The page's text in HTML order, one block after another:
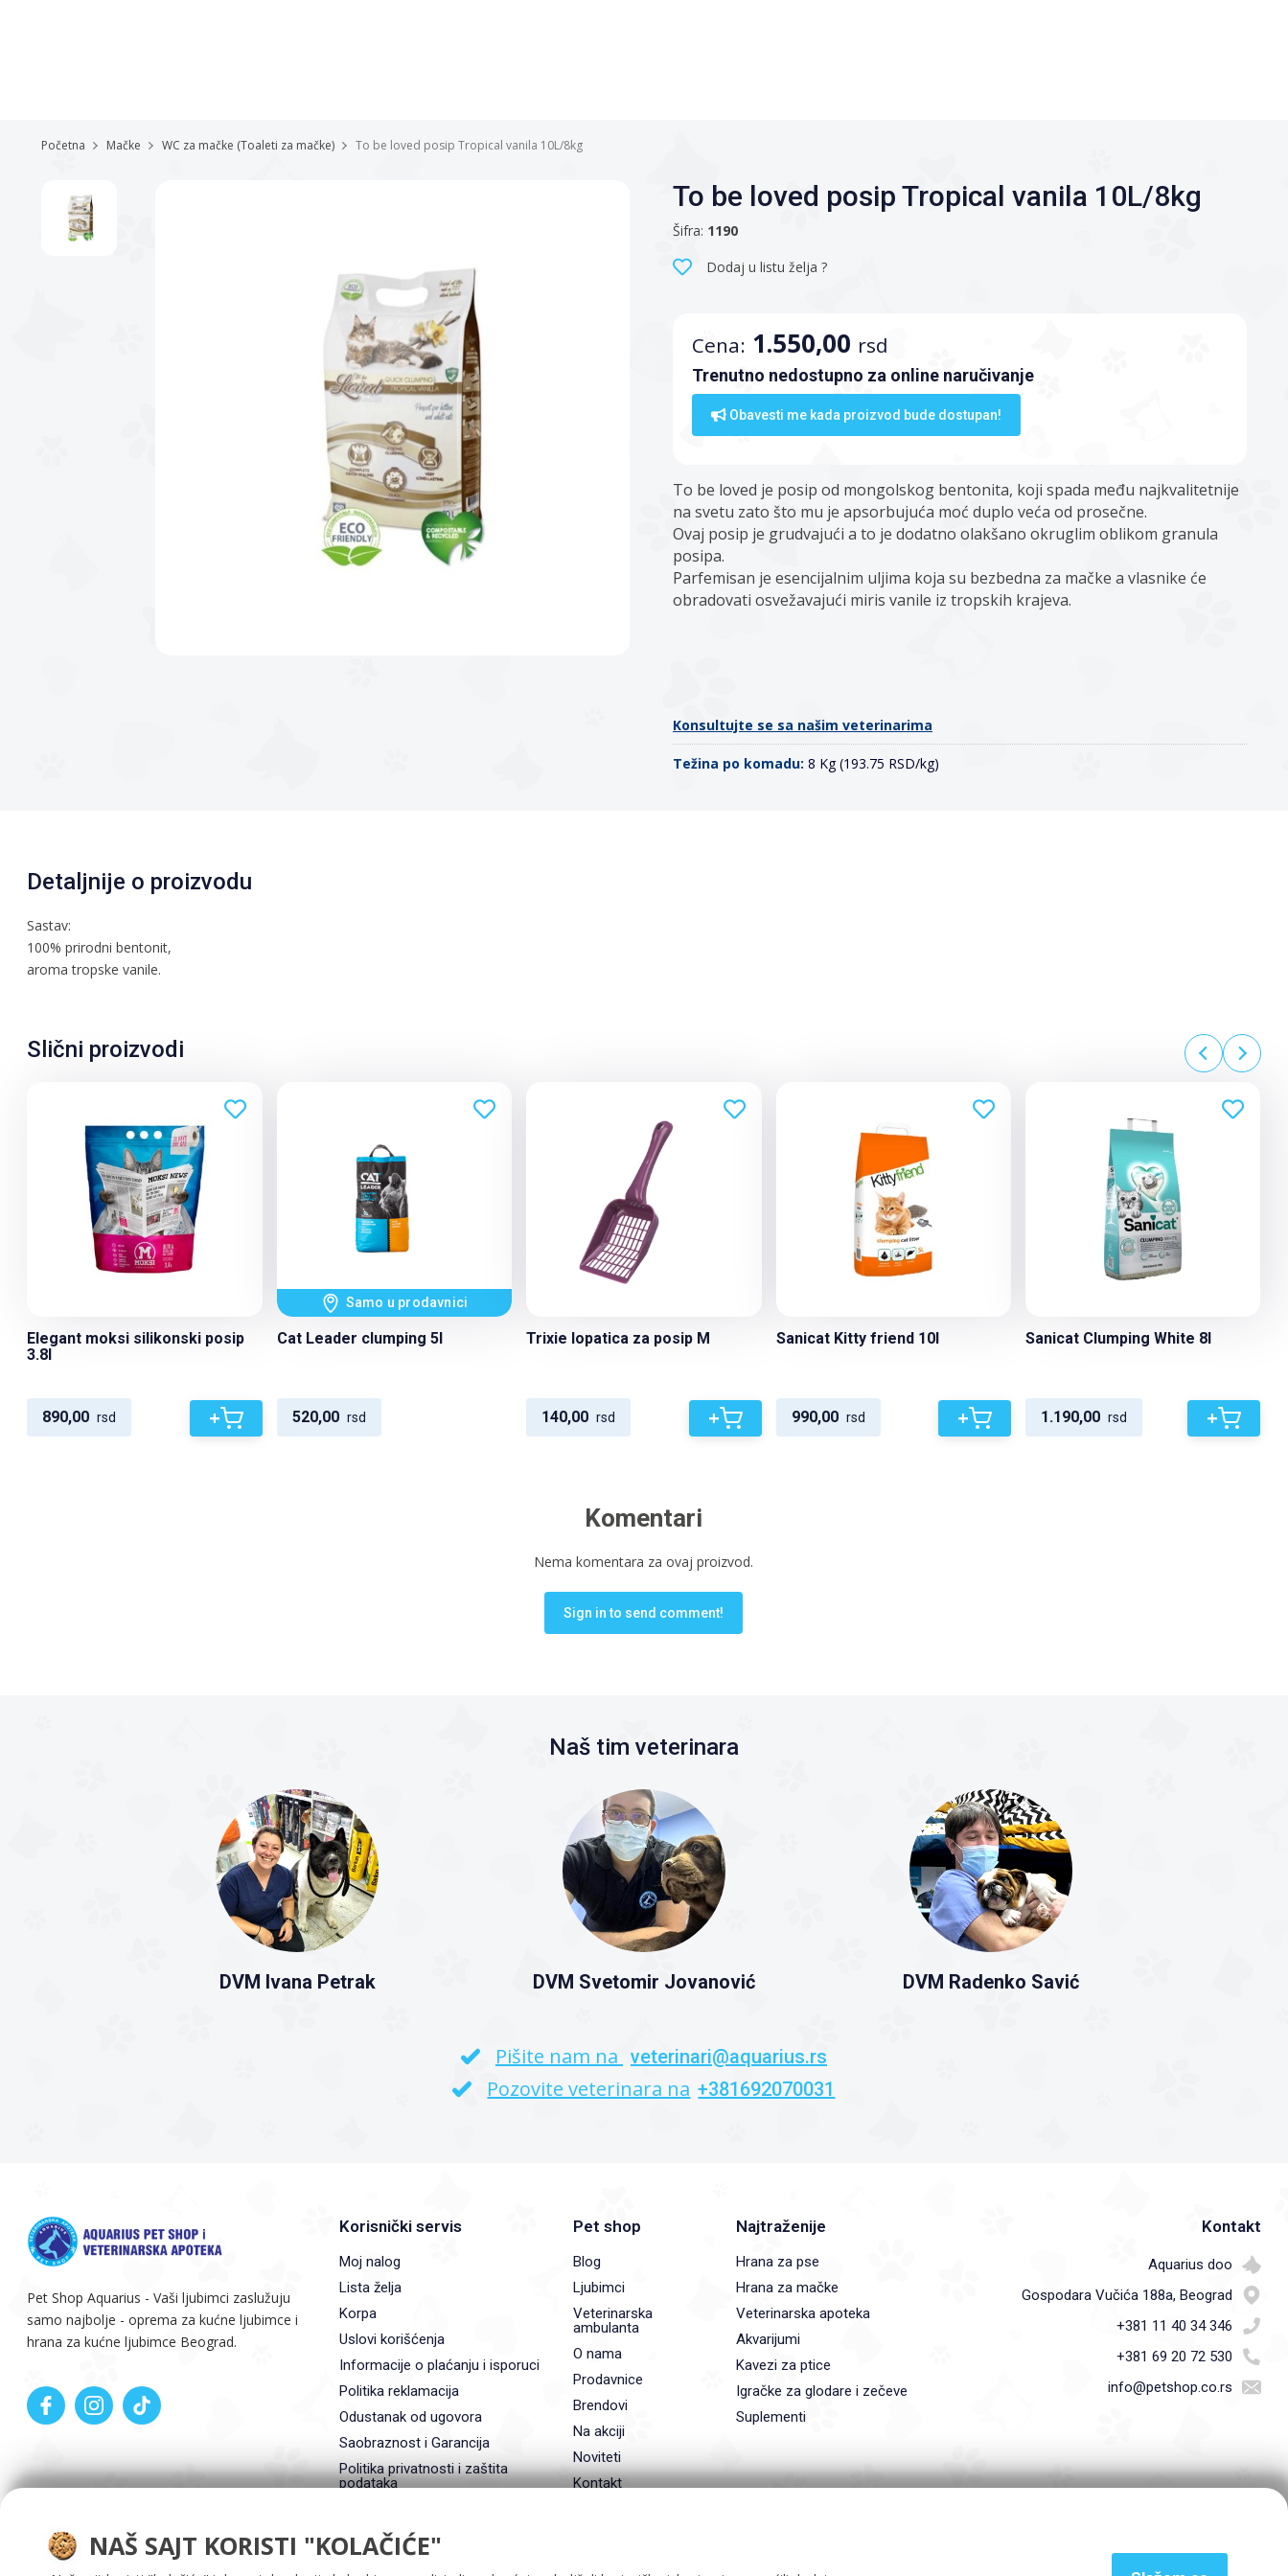
Početna Mačke WC za mačke (Toaleti za mačke) To be loved posip Tropical vanila 10L/8kg
To be loved posip Tropical vanila 10L/8kg
Šifra: 1190
Dodaj u listu želja ?
Cena: 1.550,00 rsd
Trenutno nedostupno za online naručivanje
Obavesti me kada proizvod bude dostupan!
To be loved je posip od mongolskog bentonita, koji spada među najkvalitetnije
na svetu zato što mu je apsorbujuća moć duplo veća od prosečne.
Ovaj posip je grudvajući a to je dodatno olakšano okruglim oblikom granula
posipa.
Parfemisan je esencijalnim uljima koja su bezbedna za mačke a vlasnike će
obradovati osvežavajući miris vanile iz tropskih krajeva.
Konsultujte se sa našim veterinarima
Težina po komadu: 8 Kg (193.75 RSD/kg)
Detaljnije o proizvodu
Sastav:
100% prirodni bentonit,
aroma tropske vanile.
Slični proizvodi
Elegant moksi silikonski posip
3.8l
890,00 rsd +
Samo u prodavnici
Cat Leader clumping 5l
520,00 rsd
Trixie lopatica za posip M
140,00 rsd +
Sanicat Kitty friend 10l
990,00 rsd +
Sanicat Clumping White 8l
1.190,00 rsd +
Komentari
Nema komentara za ovaj proizvod.
Sign in to send comment!
Naš tim veterinara
DVM Ivana Petrak DVM Svetomir Jovanović DVM Radenko Savić
Pišite nam na veterinari@aquarius.rs
Pozovite veterinara na +381692070031
Pet Shop Aquarius - Vaši ljubimci zaslužuju
samo najbolje - oprema za kućne ljubimce i
hrana za kućne ljubimce Beograd.
Korisnički servis
Moj nalog
Lista želja
Korpa
Uslovi korišćenja
Informacije o plaćanju i isporuci
Politika reklamacija
Odustanak od ugovora
Saobraznost i Garancija
Politika privatnosti i zaštita
podataka
Pet shop
Blog
Ljubimci
Veterinarska
ambulanta
O nama
Prodavnice
Brendovi
Na akciji
Noviteti
Kontakt
Najtraženije
Hrana za pse
Hrana za mačke
Veterinarska apoteka
Akvarijumi
Kavezi za ptice
Igračke za glodare i zečeve
Suplementi
Kontakt
Aquarius doo
Gospodara Vučića 188a, Beograd
+381 11 40 34 346
+381 69 20 72 530
info@petshop.co.rs
NAŠ SAJT KORISTI "KOLAČIĆE"